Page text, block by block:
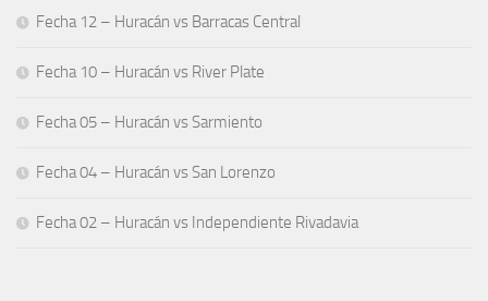
Fecha 12 – Huracán vs Barracas Central
Fecha 10 – Huracán vs River Plate
Fecha 05 – Huracán vs Sarmiento
Fecha 04 – Huracán vs San Lorenzo
Fecha 02 – Huracán vs Independiente Rivadavia